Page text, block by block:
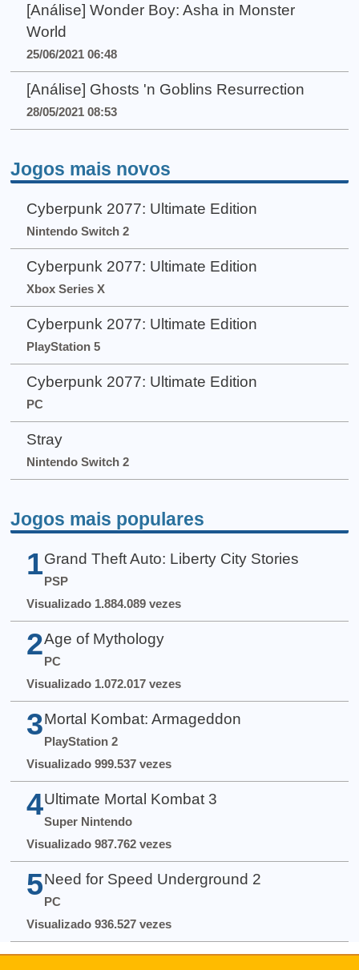
[Análise] Wonder Boy: Asha in Monster
World
25/06/2021 06:48
[Análise] Ghosts 'n Goblins Resurrection
28/05/2021 08:53
Jogos mais novos
Cyberpunk 2077: Ultimate Edition
Nintendo Switch 2
Cyberpunk 2077: Ultimate Edition
Xbox Series X
Cyberpunk 2077: Ultimate Edition
PlayStation 5
Cyberpunk 2077: Ultimate Edition
PC
Stray
Nintendo Switch 2
Jogos mais populares
1 Grand Theft Auto: Liberty City Stories
PSP
Visualizado 1.884.089 vezes
2 Age of Mythology
PC
Visualizado 1.072.017 vezes
3 Mortal Kombat: Armageddon
PlayStation 2
Visualizado 999.537 vezes
4 Ultimate Mortal Kombat 3
Super Nintendo
Visualizado 987.762 vezes
5 Need for Speed Underground 2
PC
Visualizado 936.527 vezes